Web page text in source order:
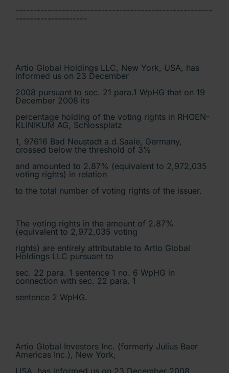
-------------------------------------------------------
--------------------
Artio Global Holdings LLC, New York, USA, has
informed us on 23 December
2008 pursuant to sec. 21 para.1 WpHG that on 19
December 2008 its
percentage holding of the voting rights in RHOEN-
KLINIKUM AG, Schlossplatz
1, 97616 Bad Neustadt a.d.Saale, Germany,
crossed below the threshold of 3%
and amounted to 2.87% (equivalent to 2,972,035
voting rights) in relation
to the total number of voting rights of the issuer.
The voting rights in the amount of 2.87%
(equivalent to 2,972,035 voting
rights) are entirely attributable to Artio Global
Holdings LLC pursuant to
sec. 22 para. 1 sentence 1 no. 6 WpHG in
connection with sec. 22 para. 1
sentence 2 WpHG.
Artio Global Investors Inc. (formerly Julius Baer
Americas Inc.), New York,